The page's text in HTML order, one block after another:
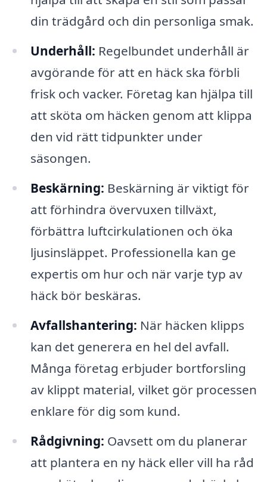
din trädgård och din personliga smak.
Underhåll: Regelbundet underhåll är
avgörande för att en häck ska förbli
frisk och vacker. Företag kan hjälpa till
att sköta om häcken genom att klippa
den vid rätt tidpunkter under
säsongen.
Beskärning: Beskärning är viktigt för
att förhindra övervuxen tillväxt,
förbättra luftcirkulationen och öka
ljusinsläppet. Professionella kan ge
expertis om hur och när varje typ av
häck bör beskäras.
Avfallshantering: När häcken klipps
kan det generera en hel del avfall.
Många företag erbjuder bortforsling
av klippt material, vilket gör processen
enklare för dig som kund.
Rådgivning: Oavsett om du planerar
att plantera en ny häck eller vill ha råd